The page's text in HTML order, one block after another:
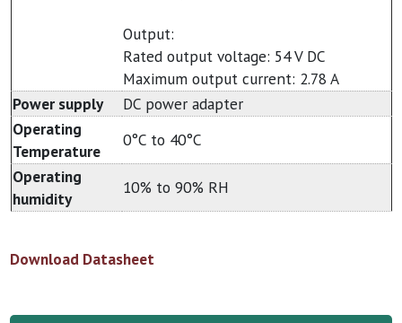
Output:
Rated output voltage: 54 V DC
Maximum output current: 2.78 A
Power supply
DC power adapter
Operating
Temperature
0°C to 40°C
Operating
humidity
10% to 90% RH
Download Datasheet